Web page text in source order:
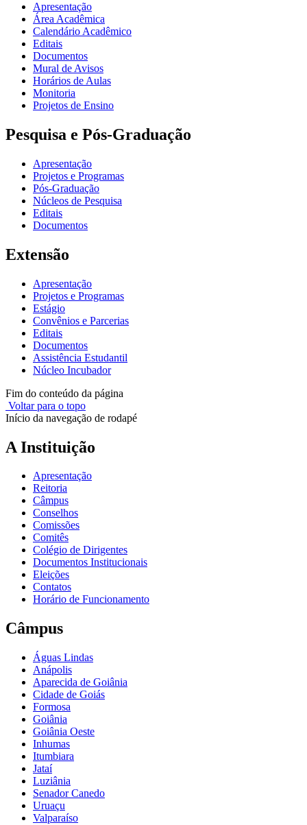
Apresentação
Área Acadêmica
Calendário Acadêmico
Editais
Documentos
Mural de Avisos
Horários de Aulas
Monitoria
Projetos de Ensino
Pesquisa e Pós-Graduação
Apresentação
Projetos e Programas
Pós-Graduação
Núcleos de Pesquisa
Editais
Documentos
Extensão
Apresentação
Projetos e Programas
Estágio
Convênios e Parcerias
Editais
Documentos
Assistência Estudantil
Núcleo Incubador
Fim do conteúdo da página
Voltar para o topo
Início da navegação de rodapé
A Instituição
Apresentação
Reitoria
Câmpus
Conselhos
Comissões
Comitês
Colégio de Dirigentes
Documentos Institucionais
Eleições
Contatos
Horário de Funcionamento
Câmpus
Águas Lindas
Anápolis
Aparecida de Goiânia
Cidade de Goiás
Formosa
Goiânia
Goiânia Oeste
Inhumas
Itumbiara
Jataí
Luziânia
Senador Canedo
Uruaçu
Valparaíso